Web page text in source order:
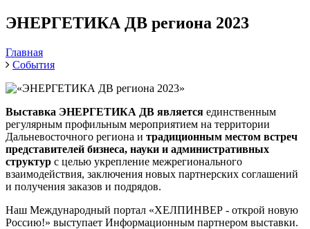
ЭНЕРГЕТИКА ДВ региона 2023
Главная
События
Выставка ЭНЕРГЕТИКА ДВ является единственным
регулярным профильным мероприятием на территории
Дальневосточного региона и традиционным местом встреч
представителей бизнеса, науки и административных
структур с целью укрепление межрегионального
взаимодействия, заключения новых партнерских соглашений
и получения заказов и подрядов.
Наш Международный портал «ХЕЛПИНВЕР - открой новую
Россию!» выступает Информационным партнером выставки.